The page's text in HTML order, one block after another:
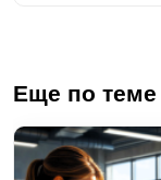
Еще по теме